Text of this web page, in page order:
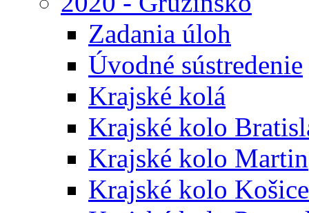
Zadania úloh
Úvodné sústredenie
Krajské kolá
Krajské kolo
Krajské kolo Martin
Krajské kolo Košice